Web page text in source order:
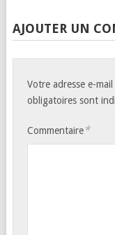
AJOUTER UN
Votre adresse e-
obligatoires sont
Commentaire*